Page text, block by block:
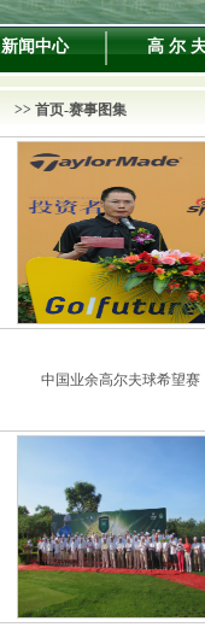
新闻中心 高 尔
>> 首页-赛事图集
中国业余高尔夫球希望赛